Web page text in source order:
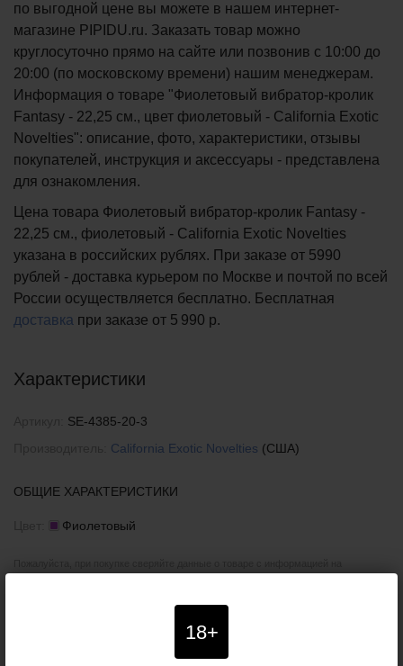
18+
по выгодной цене вы можете в нашем интернет-
магазине PIPIDU.ru. Заказать товар можно
круглосуточно прямо на сайте или позвонив с 10:00 до
20:00 (по московскому времени) нашим менеджерам.
Информация о товаре "Фиолетовый вибратор-кролик
Fantasy - 22,25 см., цвет фиолетовый - California Exotic
Novelties": описание, фото, характеристики, отзывы
покупателей, инструкция и аксессуары - представлена
для ознакомления.
Цена товара Фиолетовый вибратор-кролик Fantasy -
22,25 см., фиолетовый - California Exotic Novelties
указана в российских рублях. При заказе от 5990
рублей - доставка курьером по Москве и почтой по всей
России осуществляется бесплатно. Бесплатная
доставка при заказе от 5 990 р.
Характеристики
SE-4385-20-3
California Exotic Novelties (США)
ОБЩИЕ ХАРАКТЕРИСТИКИ
Фиолетовый
Поэтому уточняйте критичные для вас характеристики товаров (например,
возврата товаров